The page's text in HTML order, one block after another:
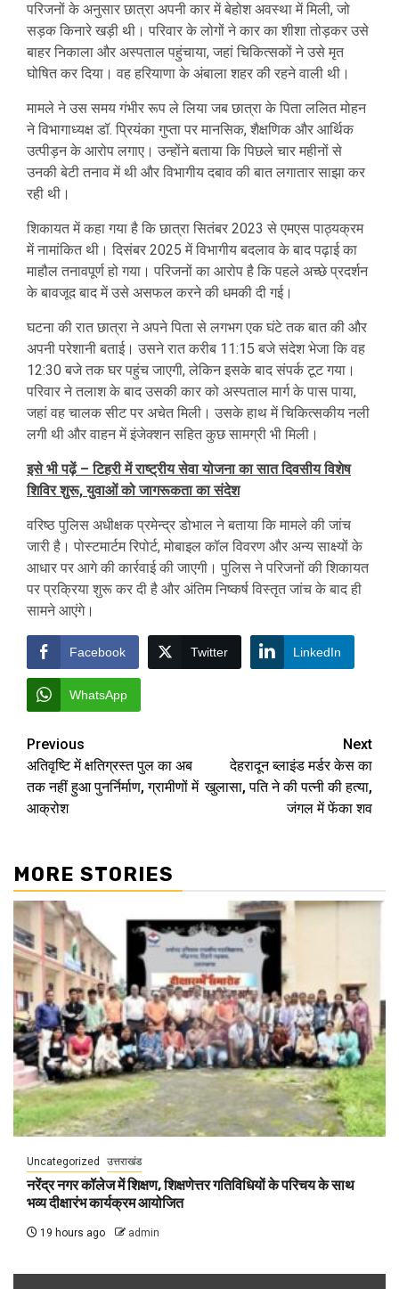
परिजनों के अनुसार छात्रा अपनी कार में बेहोश अवस्था में मिली, जो
सड़क किनारे खड़ी थी। परिवार के लोगों ने कार का शीशा तोड़कर उसे
बाहर निकाला और अस्पताल पहुंचाया, जहां चिकित्सकों ने उसे मृत
घोषित कर दिया। वह हरियाणा के अंबाला शहर की रहने वाली थी।
मामले ने उस समय गंभीर रूप ले लिया जब छात्रा के पिता ललित मोहन
ने विभागाध्यक्ष डॉ. प्रियंका गुप्ता पर मानसिक, शैक्षणिक और आर्थिक
उत्पीड़न के आरोप लगाए। उन्होंने बताया कि पिछले चार महीनों से
उनकी बेटी तनाव में थी और विभागीय दबाव की बात लगातार साझा कर
रही थी।
शिकायत में कहा गया है कि छात्रा सितंबर 2023 से एमएस पाठ्यक्रम
में नामांकित थी। दिसंबर 2025 में विभागीय बदलाव के बाद पढ़ाई का
माहौल तनावपूर्ण हो गया। परिजनों का आरोप है कि पहले अच्छे प्रदर्शन
के बावजूद बाद में उसे असफल करने की धमकी दी गई।
घटना की रात छात्रा ने अपने पिता से लगभग एक घंटे तक बात की और
अपनी परेशानी बताई। उसने रात करीब 11:15 बजे संदेश भेजा कि वह
12:30 बजे तक घर पहुंच जाएगी, लेकिन इसके बाद संपर्क टूट गया।
परिवार ने तलाश के बाद उसकी कार को अस्पताल मार्ग के पास पाया,
जहां वह चालक सीट पर अचेत मिली। उसके हाथ में चिकित्सकीय नली
लगी थी और वाहन में इंजेक्शन सहित कुछ सामग्री भी मिली।
इसे भी पढ़ें – टिहरी में राष्ट्रीय सेवा योजना का सात दिवसीय विशेष
शिविर शुरू, युवाओं को जागरूकता का संदेश
वरिष्ठ पुलिस अधीक्षक प्रमेन्द्र डोभाल ने बताया कि मामले की जांच
जारी है। पोस्टमार्टम रिपोर्ट, मोबाइल कॉल विवरण और अन्य साक्ष्यों के
आधार पर आगे की कार्रवाई की जाएगी। पुलिस ने परिजनों की शिकायत
पर प्रक्रिया शुरू कर दी है और अंतिम निष्कर्ष विस्तृत जांच के बाद ही
सामने आएंगे।
Facebook Twitter LinkedIn
WhatsApp
Post
navigation
Previous
अतिवृष्टि में क्षतिग्रस्त पुल का अब
तक नहीं हुआ पुनर्निर्माण, ग्रामीणों में
आक्रोश
Next
देहरादून ब्लाइंड मर्डर केस का
खुलासा, पति ने की पत्नी की हत्या,
जंगल में फेंका शव
MORE STORIES
Uncategorized उत्तराखंड
नरेंद्र नगर कॉलेज में शिक्षण, शिक्षणेत्तर गतिविधियों के परिचय के साथ
भव्य दीक्षारंभ कार्यक्रम आयोजित
19 hours ago admin